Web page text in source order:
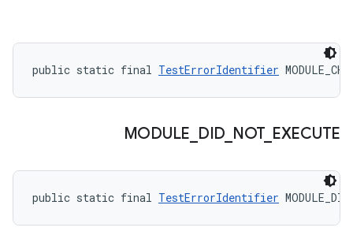
public static final TestErrorIdentifier
MODULE DID NOT_ EXECUTE
public static final TestErrorIdentifier